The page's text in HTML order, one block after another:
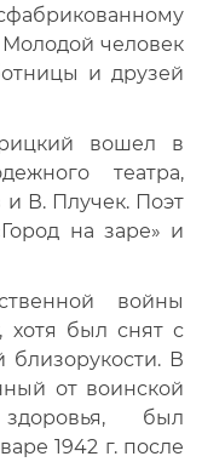
Молодой человек
и друзей
вошел в
театра,
В. Плучек. Поэт
на заре» и
войны
хотя был снят с
близорукости. В
от воинской
был
1942 г. после